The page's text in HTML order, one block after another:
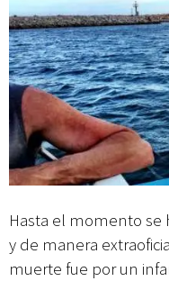
Hasta el momento se
y de manera
muerte fue por un